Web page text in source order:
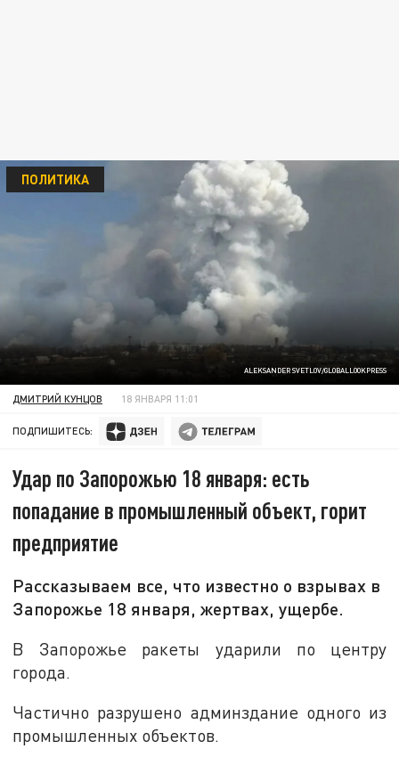
ALEKSANDER SVETLOV/GLOBALLOOKPRESS
ПОЛИТИКА
ДМИТРИЙ КУНЦОВ 18 ЯНВАРЯ 11:01
ПОДПИШИТЕСЬ:
Удар по Запорожью 18 января: есть
попадание в промышленный объект, горит
предприятие
Рассказываем все, что известно о взрывах в
Запорожье 18 января, жертвах, ущербе.
В Запорожье ракеты ударили по центру
города.
Частично разрушено админздание одного из
промышленных объектов.